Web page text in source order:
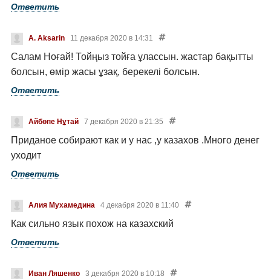
Ответить
A. Aksarin 11 декабря 2020 в 14:31
Салам Ноғай! Тойңыз тойға ұлассын. жастар бақытты
болсын, өмір жасы ұзақ, берекелі болсын.
Ответить
Айбөпе Нұтай 7 декабря 2020 в 21:35
Приданое собирают как и у нас ,у казахов .Много денег
уходит
Ответить
Алия Мухамедина 4 декабря 2020 в 11:40
Как сильно язык похож на казахский
Ответить
Иван Ляшенко 3 декабря 2020 в 10:18